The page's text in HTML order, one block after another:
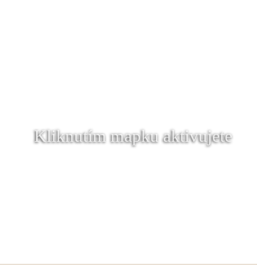
Kliknutím mapku aktivujete